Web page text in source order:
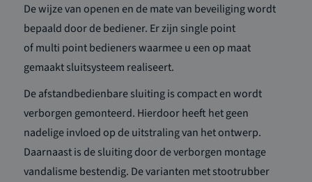
De wijze van openen en de mate van beveiliging wordt
bepaald door de bediener. Er zijn single point
ofmulti point bedieners waarmee u een op maat
gemaakt sluitsysteem realiseert.
Deafstandbedienbaresluiting is compact en wordt
verborgen gemonteerd. Hierdoor heeft het geen
nadelige invloed op de uitstraling van het ontwerp.
Daarnaast is de sluiting door de verborgen montage
vandalisme bestendig. De varianten met stootrubber